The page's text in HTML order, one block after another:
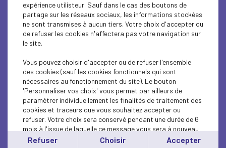
Allô réseau !
Le MEDEF Hauts-de-Seine, c'est :
le 1er réseau d'entrepreneurs des Hauts-de-Seine.
Près de 1000 entreprises adhérentes.
40 manifestations par an. Des afterworks, des
business cocktails, des p'tits dej info, des
déjeuners-débats.
Vous souhaitez être mis en relation avec d'autres
entreprises de votre secteur, des institutions, des
entrepreneurs ?
expérience utilisteur. Sauf dans le cas des boutons de
partage sur les réseaux sociaux, les informations stockées
ne sont transmises à aucun tiers. Votre choix d'accepter ou
de refuser les cookies n'affectera pas votre navigation sur
le site.
Vous pouvez choisir d'accepter ou de refuser l'ensemble
des cookies (sauf les cookies fonctionnels qui sont
nécessaires au fonctionnement du site). Le bouton
'Personnaliser vos choix' vous permet par ailleurs de
paramétrer individuellement les finalités de traitement des
cookies et traceurs que vous souhaitez accepter ou
refuser. Votre choix sera conservé pendant une durée de 6
mois à l'issue de laquelle ce message vous sera à nouveau
affiché..
Refuser Choisir Accepter